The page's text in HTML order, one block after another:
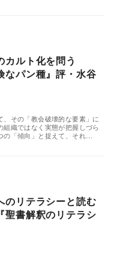
カルト化を問う
なパン種』評・水谷
その「教会破壊的な要素」に
織ではなく実態が把握しづら
の「傾向」と捉えて、それ…
のリテラシーと読む
書解釈のリテラシ